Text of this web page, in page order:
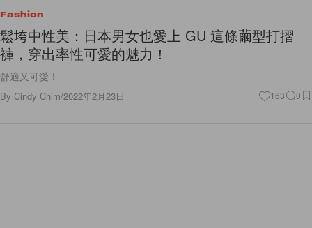
Fashion
鬆垮中性美：日本男女也愛上 GU 這條繭型打摺
褲，穿出率性可愛的魅力！
舒適又可愛！
By Cindy Chim/2022年2月23日 163 0